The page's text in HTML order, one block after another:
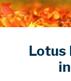
Lotus